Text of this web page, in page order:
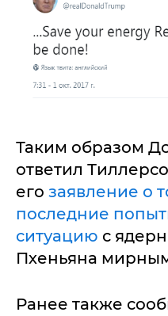
Таким образом
ответил
его заявление о
последние
ситуацию с
Пхеньяна
Ранее также